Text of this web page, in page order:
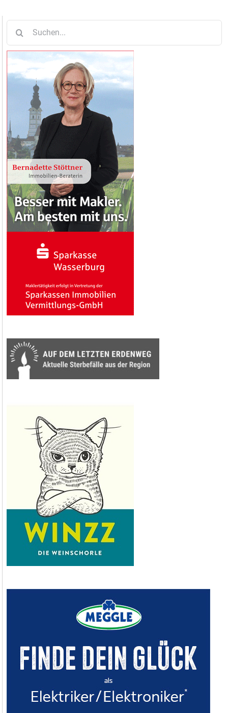
nach: